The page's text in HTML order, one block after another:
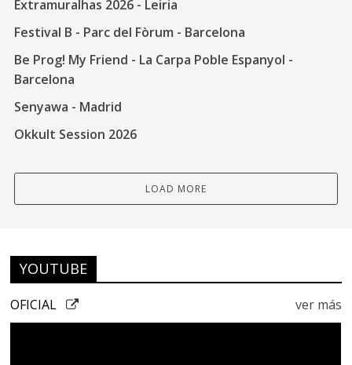
Extramuralhas 2026 - Leiria
Festival B - Parc del Fòrum - Barcelona
Be Prog! My Friend - La Carpa Poble Espanyol -
Barcelona
Senyawa - Madrid
Okkult Session 2026
LOAD MORE
YOUTUBE
ver más
OFICIAL